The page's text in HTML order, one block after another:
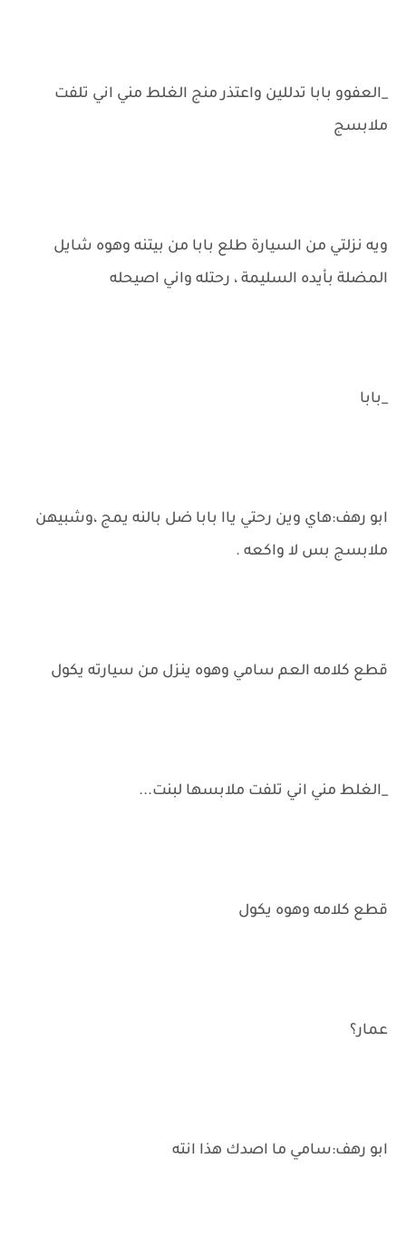
_العفوو بابا تدللين واعتذر منج الغلط مني اني تلفت
ملابسج
ويه نزلتي من السيارة طلع بابا من بيتنه وهوه شايل
المضلة بأيده السليمة ، رحتله واني اصيحله
_بابا
ابو رهف:هاي وين رحتي ياا بابا ضل بالنه يمج ،وشبيهن
ملابسج بس لا واكعه .
قطع كلامه العم سامي وهوه ينزل من سيارته يكول
_الغلط مني اني تلفت ملابسها لبنت...
قطع كلامه وهوه يكول
عمار؟
ابو رهف:سامي ما اصدك هذا انته